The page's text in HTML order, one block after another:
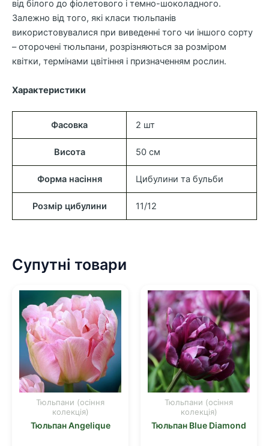
від білого до фіолетового і темно-шоколадного.
Залежно від того, які класи тюльпанів
використовувалися при виведенні того чи іншого сорту
– оторочені тюльпани, розрізняються за розміром
квітки, термінами цвітіння і призначенням рослин.
Характеристики
Фасовка 2 шт
Висота 50 см
Форма насіння Цибулини та бульби
Розмір цибулини 11/12
Супутні товари
Тюльпани (осіння
колекція)
Тюльпан Angelique
Тюльпани (осіння
колекція)
Тюльпан Blue Diamond